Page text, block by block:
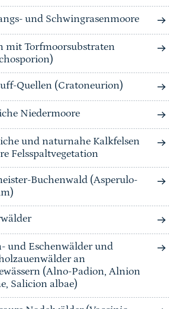
und Schwingrasenmoore
mit Torfmoorsubstraten
Quellen (Cratoneurion)
Niedermoore
und naturnahe Kalkfelsen
Felsspaltvegetation
Buchenwald (Asperulo-
und Eschenwälder und
an
(Alno-Padion, Alnion
Salicion albae)